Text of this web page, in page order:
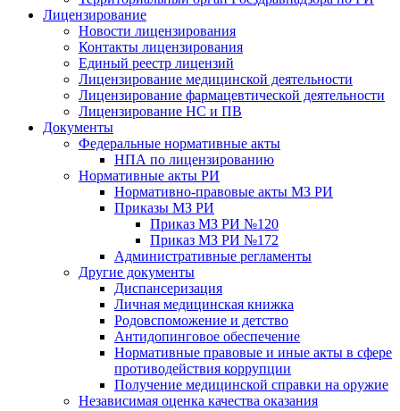
Лицензирование
Новости лицензирования
Контакты лицензирования
Единый реестр лицензий
Лицензирование медицинской деятельности
Лицензирование фармацевтической деятельности
Лицензирование НС и ПВ
Документы
Федеральные нормативные акты
НПА по лицензированию
Нормативные акты РИ
Нормативно-правовые акты МЗ РИ
Приказы МЗ РИ
Приказ МЗ РИ №120
Приказ МЗ РИ №172
Административные регламенты
Другие документы
Диспансеризация
Личная медицинская книжка
Родовспоможение и детство
Антидопинговое обеспечение
Нормативные правовые и иные акты в сфере
противодействия коррупции
Получение медицинской справки на оружие
Независимая оценка качества оказания